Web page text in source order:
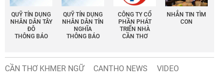
QUỸ TÍN DỤNG
NHÂN DÂN TÂY
ĐÔ
THÔNG BÁO
QUỸ TÍN DỤNG
NHÂN DÂN TÍN
NGHĨA
THÔNG BÁO
CÔNG TY CỔ
PHẦN PHÁT
TRIỂN NHÀ
CẦN THƠ
NHẮN TIN TÌM
CON
CẦN THƠ KHMER NGỮ CANTHO NEWS
VIDEO